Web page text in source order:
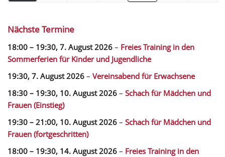
Nächste Termine
18:00 – 19:30, 7. August 2026 – Freies Training in den
Sommerferien für Kinder und Jugendliche
19:30, 7. August 2026 – Vereinsabend für Erwachsene
18:30 – 19:30, 10. August 2026 – Schach für Mädchen und
Frauen (Einstieg)
19:30 – 21:00, 10. August 2026 – Schach für Mädchen und
Frauen (fortgeschritten)
18:00 – 19:30, 14. August 2026 – Freies Training in den